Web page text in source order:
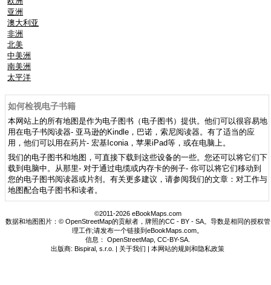
亚洲
澳大利亚
非洲
北美
中美洲
南美洲
太平洋
如何检视电子书籍
本网站上的所有地图是作为电子图书（电子图书）提供。他们可以很容易地
用在电子书阅读器- 亚马逊的Kindle，巴诺，索尼阅读器。有了适当的应
用，他们可以用在药片- 宏基Iconia，苹果iPad等，或在电脑上。
我们的电子图书和地图，可直接下载到这些设备的一些。您还可以将它们下
载到电脑中。从那里- 对于通过电缆或内存卡的例子- 你可以将它们移动到
您的电子图书阅读器或片剂。有关更多建议，请参阅我们的文章：对工作与
地图配合电子图书和读者。
©2011-2026 eBookMaps.com
数据和地图图片：© OpenStreetMap的贡献者，牌照的CC - BY - SA。导数是相同的授权管
理工作;请发布一个链接到eBookMaps.com。
信息：OpenStreetMap ,CC-BY-SA
出版商: Bispiral, s.r.o. | 关于我们 |本网站的规则和隐私政策